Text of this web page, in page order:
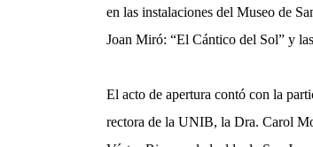
en las instalaciones del Museo de
Joan Miró: “El Cántico del Sol” y
El acto de apertura contó con la
rectora de la UNIB, la Dra. Carol